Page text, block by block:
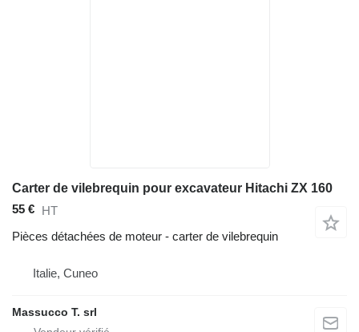
Carter de vilebrequin pour excavateur Hitachi ZX 160
55 € HT
Pièces détachées de moteur - carter de vilebrequin
Italie, Cuneo
Massucco T. srl